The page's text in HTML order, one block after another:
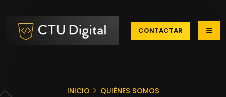
CONTACTAR
INICIO QUIÉNES SOMOS